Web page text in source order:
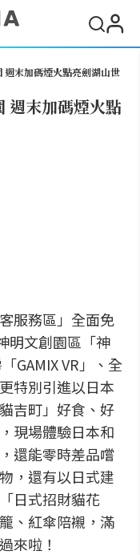
週末加碼煙火點亮劍湖山世
週末加碼煙火點
服務區」全面免
明文創園區「神
GAMIX VR」、全
特別引進以日本
吉町」好食、好
現場體驗日本和
還能零時差品嚐
，還有以日式建
日式招財貓花
、紅傘陪襯，滿
來啦！